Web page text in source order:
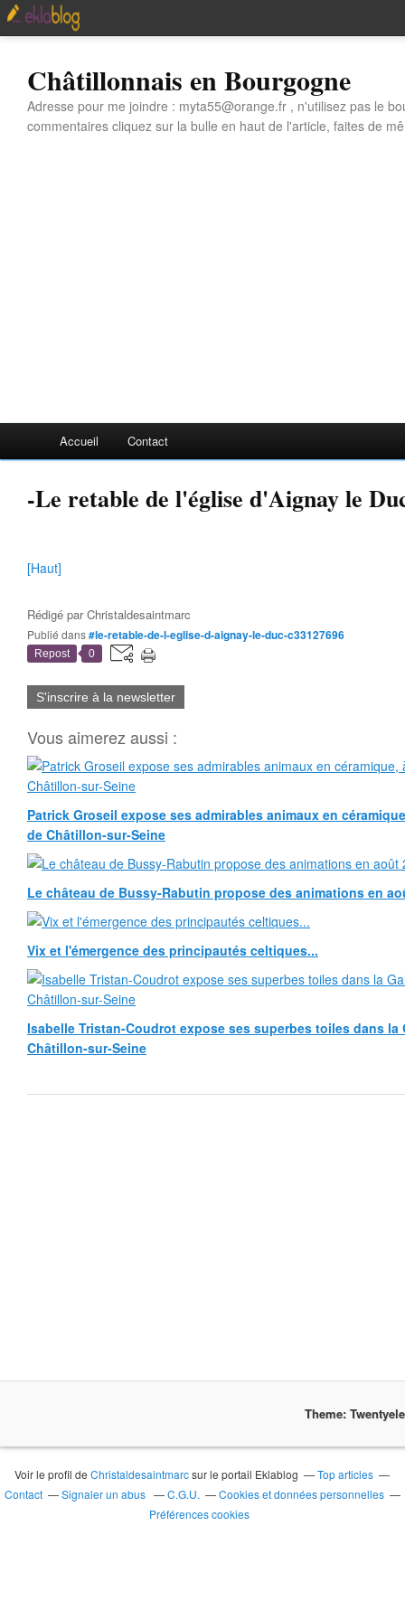
Châtillonnais en Bourgogne
Adresse pour me joindre : myta55@orange.fr , n'utilisez pas le
commentaires cliquez sur la bulle en haut de l'article, faites de
Accueil Contact
-Le retable de l'église d'Aignay le
[Haut]
Rédigé parChristaldesaintmarc
Publié dans#le-retable-de-l-eglise-d-aignay-le-duc-c33127696
Repost 0
S'inscrire à la newsletter
Vous aimerez aussi :
Patrick Groseil expose ses admirables animaux en
de Châtillon-sur-Seine
Le château de Bussy-Rabutin propose des animations en
Vix et l'émergence des principautés celtiques...
Isabelle Tristan-Coudrot expose ses superbes toiles dans la
Châtillon-sur-Seine
Theme:
Voir le profil deChristaldesaintmarcsur le portail Eklablog
Top articles
Contact
Signaler un abus C.G.U.
Cookies et données personnelles
Préférences cookies